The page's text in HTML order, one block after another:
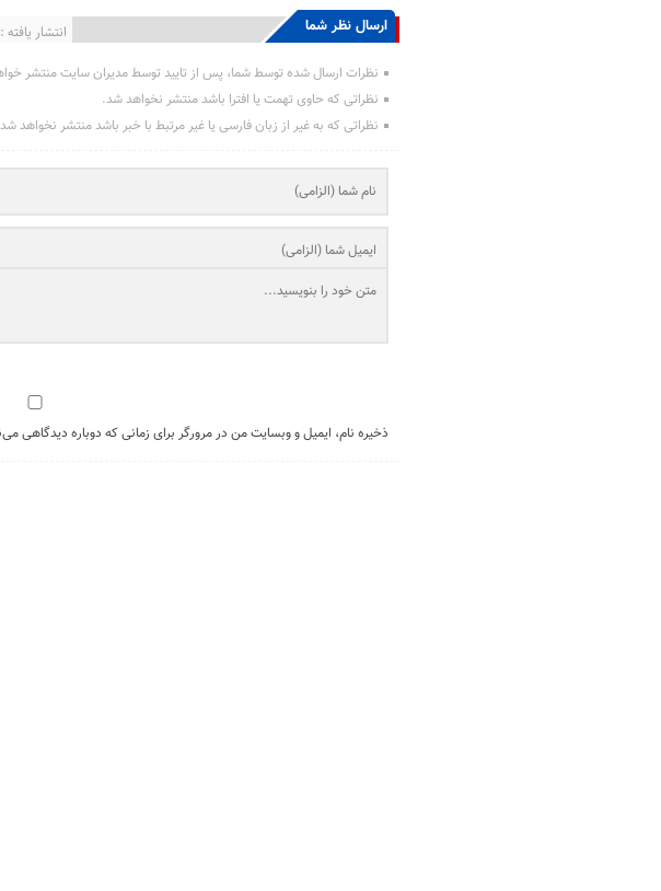
ارسال نظر شما انتشار یافته : 0
نظرات ارسال شده توسط شما، پس از تایید توسط مدیران سایت منتشر
نظراتی که حاوی تهمت یا افترا باشد منتشر نخواهد شد.
نظراتی که به غیر از زبان فارسی یا غیر مرتبط با خبر باشد منتشر نخواهد
ذخیره نام، ایمیل و وبسایت من در مرورگر برای زمانی که دوباره دیدگاهی